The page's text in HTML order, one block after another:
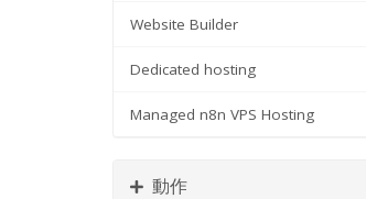
Website Builder
Dedicated hosting
Managed n8n VPS Hosting
動作